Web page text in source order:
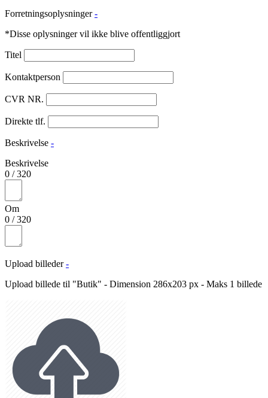
Forretningsoplysninger -
*Disse oplysninger vil ikke blive offentliggjort
Titel
Kontaktperson
CVR NR.
Direkte tlf.
Beskrivelse -
Beskrivelse
0 /320
Om
0 /320
Upload billeder -
Upload billede til "Butik" - Dimension 286x203 px - Maks 1 billede